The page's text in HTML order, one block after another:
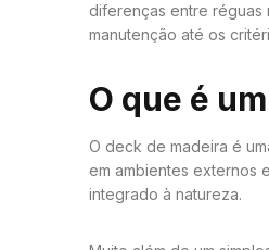
diferenças entre réguas
manutenção até os
O que é
O deck de madeira é
em ambientes externos
integrado à natureza.